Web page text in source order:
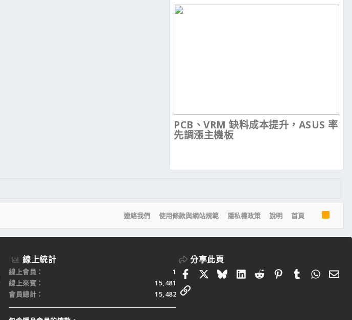
PCB、VRM 缺料成本提升，ASUS 率
先調漲主機板
連絡我們 使用條款與網站規範 隱私權政策 說明 首頁
S
線上統計
線上會員
1
線上來賓
15,481
會員總計
15,482
分享此頁
FacebookBlueskyLinkedIn
RedditPinterestTumblr 電
連結